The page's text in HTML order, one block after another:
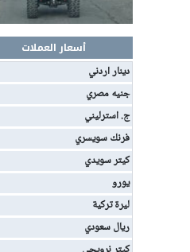
أسعار العملات
دينار اردني
جنيه مصري
ج. استرليني
فرنك سويسري
كيتر سويدي
يورو
ليرة تركية
ريال سعودي